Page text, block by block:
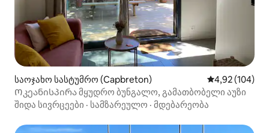
საოჯახო სასტუმრო (Capbreton) საშუალო
4,92 (104)
Ოკეანისპირა მყუდრო ბუნგალო, გამათბობელი აუზი
შიდა სივრცეები · სამზარეულო · მდებარეობა